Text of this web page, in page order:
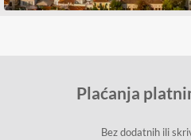
Plaćanja
Bez dodatnih ili